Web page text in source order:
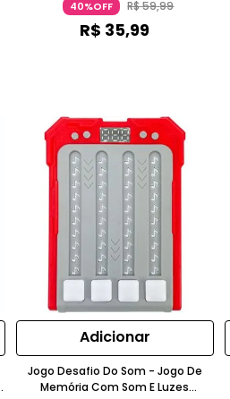
40%OFF R$59,99
R$ 35,99
Adicionar
Jogo Desafio Do Som - Jogo De
Memória Com Som E Luzes